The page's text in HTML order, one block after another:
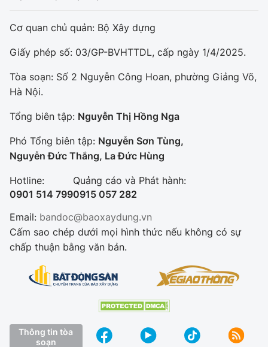
Cơ quan chủ quản: Bộ Xây dựng
Giấy phép số: 03/GP-BVHTTDL, cấp ngày 1/4/2025.
Tòa soạn: Số 2 Nguyễn Công Hoan, phường Giảng Võ,
Hà Nội.
Tổng biên tập: Nguyễn Thị Hồng Nga
Phó Tổng biên tập: Nguyễn Sơn Tùng,
Nguyễn Đức Thắng, La Đức Hùng
Hotline:
0901 514 799
Quảng cáo và Phát hành:
0915 057 282
Email: bandoc@baoxaydung.vn
Cấm sao chép dưới mọi hình thức nếu không có sự
chấp thuận bằng văn bản.
Thông tin tòa
soạn